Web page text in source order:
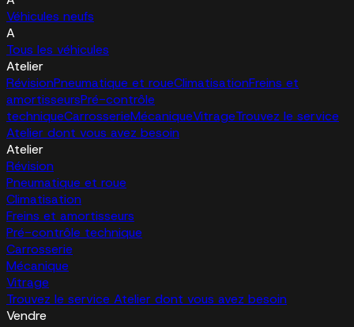
Véhicules neufs
A
Tous les véhicules
Atelier
RévisionPneumatique et roueClimatisationFreins et
amortisseursPré-contrôle
techniqueCarrosserieMécaniqueVitrageTrouvez le service
Atelier dont vous avez besoin
Atelier
Révision
Pneumatique et roue
Climatisation
Freins et amortisseurs
Pré-contrôle technique
Carrosserie
Mécanique
Vitrage
Trouvez le service Atelier dont vous avez besoin
Vendre